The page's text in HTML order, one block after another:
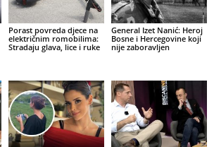
Porast povreda djece na
električnim romobilima:
Stradaju glava, lice i ruke
General Izet Nanić: Heroj
Bosne i Hercegovine koji
nije zaboravljen